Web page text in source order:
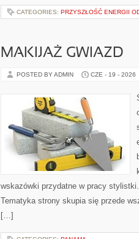
CATEGORIES: PRZYSZŁOŚĆ ENERGII
MAKIJAŻ GWIAZD
POSTED BY ADMIN CZE - 19 - 2026
wskazówki przydatne w pracy
Tematyka strony skupia się przede
[…]